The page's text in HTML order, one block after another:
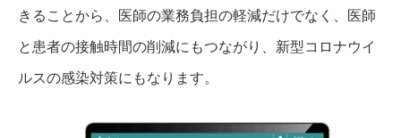
きることから、医師の業務負担の軽減だけでなく、医師
と患者の接触時間の削減にもつながり、新型コロナウイ
ルスの感染対策にもなります。